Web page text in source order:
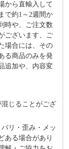
から直輸入して
で約1～2週間か
時や、ご注文数
ございます、ご
場合には、その
る商品のみを発
追加や、内容変
じることがござ
リ・歪み・メッ
ある場合があり